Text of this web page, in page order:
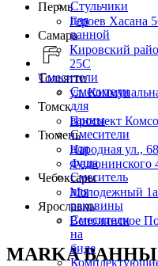
Стульчики
для
ванной
Смесители
Смесители
для
ванны
Смесители
для
душа
Смеситель
для
раковины
Смесители
на
биде
Пермь
Героев Хасана
Самара
Кировский
25С
Тольятти
ул.
Томск
Проспект
Тюмень
Народная ул., 68
Федюнинского
Чебоксары
Молодежный 1а
Ярославль
Всполинское
MARKA